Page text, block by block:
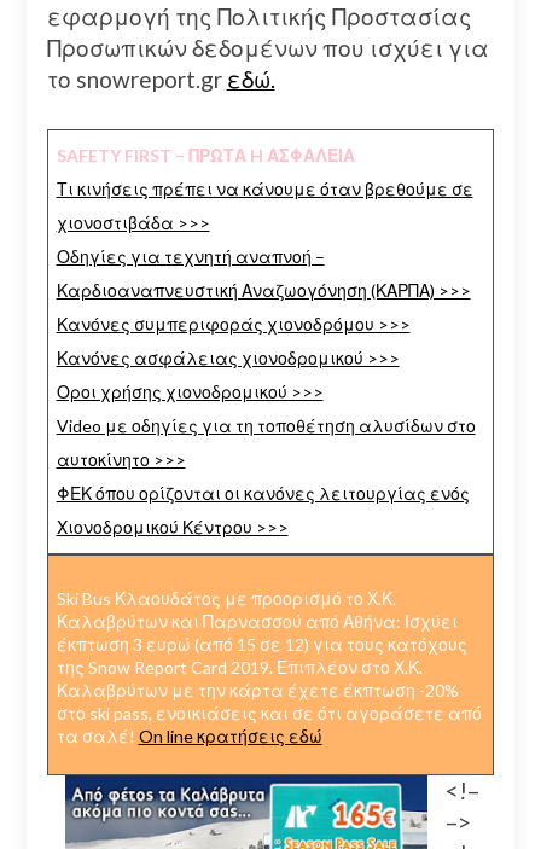
εφαρμογή της Πολιτικής Προστασίας
Προσωπικών δεδομένων που ισχύει για
το snowreport.gr εδώ.
SAFETY FIRST – ΠΡΩΤΑ H ΑΣΦΑΛΕΙΑ
Τι κινήσεις πρέπει να κάνουμε όταν βρεθούμε σε
χιονοστιβάδα >>>
Οδηγίες για τεχνητή αναπνοή –
Καρδιοαναπνευστική Αναζωογόνηση (ΚΑΡΠΑ) >>>
Κανόνες συμπεριφοράς χιονοδρόμου >>>
Κανόνες ασφάλειας χιονοδρομικού >>>
Οροι χρήσης χιονοδρομικού >>>
Video με οδηγίες για τη τοποθέτηση αλυσίδων στο
αυτοκίνητο >>>
ΦΕΚ όπου ορίζονται οι κανόνες λειτουργίας ενός
Χιονοδρομικού Κέντρου >>>
Ski Bus Κλαουδάτος με προορισμό το Χ.Κ.
Καλαβρύτων και Παρνασσού από Αθήνα: Ισχύει
έκπτωση 3 ευρώ (από 15 σε 12) για τους κατόχους
της Snow Report Card 2019. Επιπλέον στο Χ.Κ.
Καλαβρύτων με την κάρτα έχετε έκπτωση -20%
στο ski pass, ενοικιάσεις και σε ότι αγοράσετε από
τα σαλέ! On line κρατήσεις εδώ
<!–
–>